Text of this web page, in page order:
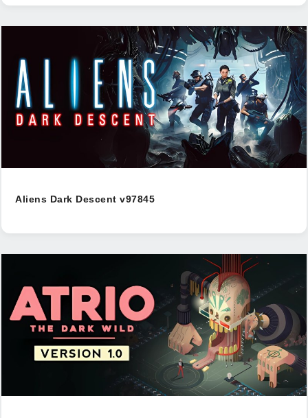
Aliens Dark Descent v97845